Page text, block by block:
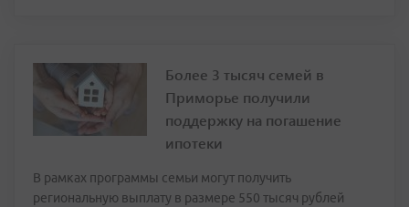
Более 3 тысяч семей в
Приморье получили
поддержку на погашение
ипотеки
В рамках программы семьи могут получить
региональную выплату в размере 550 тысяч рублей